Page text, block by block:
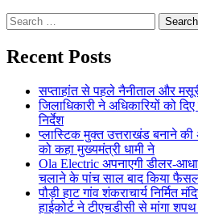
Search
for:
Recent Posts
सप्ताहांत से पहले नैनीताल और
जिलाधिकारी ने अधिकारियों को
निर्देश
प्लास्टिक मुक्त उत्तराखंड बनाने की
को कहा मुख्यमंत्री धामी ने
Ola Electric अपनाएगी डीलर-
चलाने के पांच साल बाद किया
पौड़ी हाट गांव शंकराचार्य निर्मित
हाईकोर्ट ने टीएचडीसी से मांगा